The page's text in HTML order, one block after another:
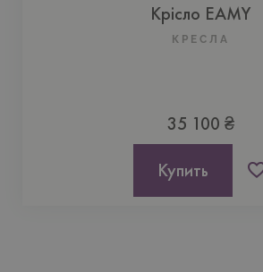
Крісло EAMY
КРЕСЛА
35 100 ₴
Купить